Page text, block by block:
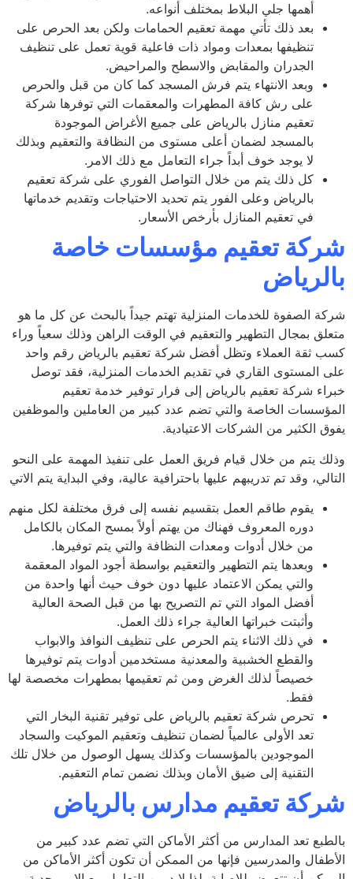
أهمها جلي البلاط بمختلف أنواعه.
بعد ذلك تأتي مهمة تعقيم الحمامات ولكن بعد الحرص على
تنظيفها بمعدات ومواد ذات فاعلية قوية تعمل على تنظيف
الجدران والمقابض والاسطح والمراحيض.
وبعد الانتهاء يتم فرش المسجد كما كان من قبل والحرص
على رش كافة المطهرات والمعقمات التي توفرها شركة
تعقيم منازل بالرياض على جميع الأغراض الموجودة
بالمسجد لضمان أعلى مستوى من النظافة والتعقيم وبذلك
لا يوجد خوف أبداً جراء التعامل مع ذلك الامر.
كل ذلك يتم من خلال التواصل الفوري على شركة تعقيم
بالرياض وعلى الفور يتم تحديد الاحتياجات وتقديم خدماتها
في تعقيم المنازل بأرخص الأسعار.
تعقيم مؤسسات خاصة
الصفوة للخدمات المنزلية تهتم جيداً بالبحث عن كل ما هو
بمجال التطهير والتعقيم في الوقت الراهن وذلك سعياً وراء
ثقة العملاء وتظل أفضل شركة تعقيم بالرياض رقم واحد
المستوى القاري في تقديم الخدمات المنزلية، فقد توصل
شركة تعقيم بالرياض إلى فرار توفير خدمة تعقيم
الخاصة والتي تضم عدد كبير من العاملين والموظفين
الكثير من الشركات الاعتيادية.
يتم من خلال قيام فريق العمل على تنفيذ المهمة على النحو
وقد تم تدريبهم عليها باحترافية عالية، وفي البداية يتم الاتي
يقوم طاقم العمل بتقسيم نفسه إلى فرق مختلفة لكل منهم
دوره المعروف فهناك من يهتم أولاً بمسح المكان بالكامل
من خلال أدوات ومعدات النظافة والتي يتم توفيرها.
وبعدها يتم التطهير والتعقيم بواسطة أجود المواد المعقمة
والتي يمكن الاعتماد عليها دون خوف حيث أنها واحدة من
أفضل المواد التي تم التصريح بها من قبل الصحة العالية
وأثبتت خبراتها العالية جراء ذلك العمل.
في ذلك الاثناء يتم الحرص على تنظيف النوافذ والابواب
والقطع الخشبية والمعدنية مستخدمين أدوات يتم توفيرها
خصيصاً لذلك الغرض ومن ثم تعقيمها بمطهرات مخصصة لها
فقط.
تحرص شركة تعقيم بالرياض على توفير تقنية البخار التي
تعد الأولى عالمياً لضمان تنظيف وتعقيم الموكيت والسجاد
الموجودين بالمؤسسات وكذلك يسهل الوصول من خلال تلك
التقنية إلى ضيق الأمان وبذلك نضمن تمام التعقيم.
تعقيم مدارس بالرياض
تعد المدارس من أكثر الأماكن التي تضم عدد كبير من
والمدرسين فإنها من الممكن أن تكون أكثر الأماكن من